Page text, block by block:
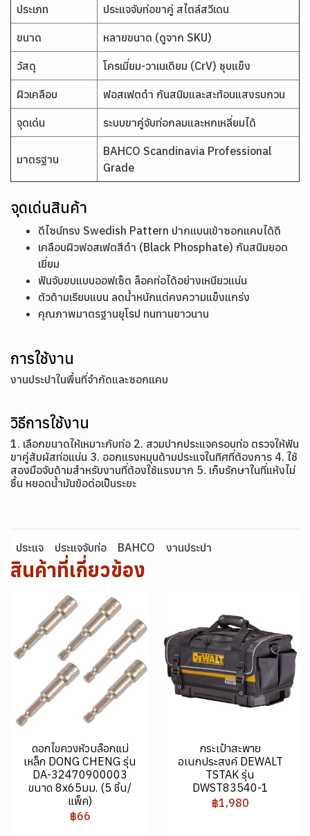
ประเภท ประแจจับท่อขาคู่ สไตล์สวีเดน
ขนาด หลายขนาด (ดูจาก SKU)
วัสดุ โครเมี่ยม-วาเนเดียม (CrV) ชุบแข็ง
ผิวเคลือบ ฟอสเฟตดำ กันสนิมและสะท้อนแสงรบกวน
จุดเด่น ระบบขาคู่จับท่อกลมและหกเหลี่ยมได้
มาตรฐาน
BAHCO Scandinavia Professional
Grade
จุดเด่นสินค้า
ดีไซน์ทรง Swedish Pattern ปากแบนเข้าซอกแคบได้ดี
เคลือบผิวฟอสเฟตสีดำ (Black Phosphate) กันสนิมยอด
เยี่ยม
ฟันจับขบแบบออฟเซ็ต ล็อคท่อได้อย่างเหนียวแน่น
ตัวด้ามเรียบแบน ลดน้ำหนักแต่คงความแข็งแกร่ง
คุณภาพมาตรฐานยุโรป ทนทานยาวนาน
การใช้งาน
งานประปาในพื้นที่จำกัดและซอกแคบ
วิธีการใช้งาน
1. เลือกขนาดให้เหมาะกับท่อ 2. สวมปากประแจครอบท่อ ตรวจให้ฟัน
ขาคู่สัมผัสท่อแน่น 3. ออกแรงหมุนด้ามประแจในทิศที่ต้องการ 4. ใช้
สองมือจับด้ามสำหรับงานที่ต้องใช้แรงมาก 5. เก็บรักษาในที่แห้งไม่
ชื้น หยอดน้ำมันข้อต่อเป็นระยะ
ประแจ ประแจจับท่อ BAHCO งานประปา
สินค้าที่เกี่ยวข้อง
ดอกไขควงหัวบล๊อกแม่
เหล็ก DONG CHENG รุ่น
DA-32470900003
ขนาด 8x65มม. (5 ชิ้น/
แพ็ค)
฿66
กระเป๋าสะพาย
อเนกประสงค์ DEWALT
TSTAK รุ่น
DWST83540-1
฿1,980